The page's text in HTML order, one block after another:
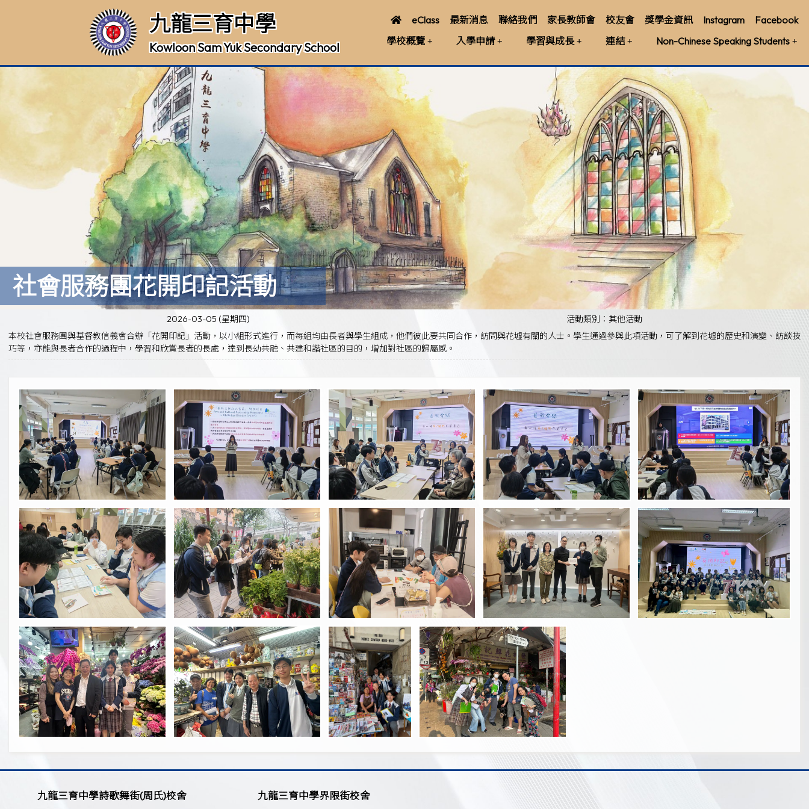
九龍三育中學
Kowloon Sam Yuk Secondary School
eClass 最新消息 聯絡我們 家長教師會 校友會 獎學金資訊 Instagram
Facebook
學校概覽
入學申請 學習與成長 連結 Non-Chinese Speaking Students
社會服務團花開印記活動
2026-03-05 (星期四)
活動類別：其他活動
本校社會服務團與基督教信義會合辦「花開印記」活動，以小組形式進行，而每組均由長者與學生組成，他們彼此要共同合作，訪問與花墟有關的人士。學生通過參與此項活動，可了解到花墟的歷史和演變、訪談技
巧等，亦能與長者合作的過程中，學習和欣賞長者的長處，達到長幼共融、共建和諧社區的目的，增加對社區的歸屬感。
九龍三育中學詩歌舞街(周氏)校舍 九龍三育中學界限街校舍